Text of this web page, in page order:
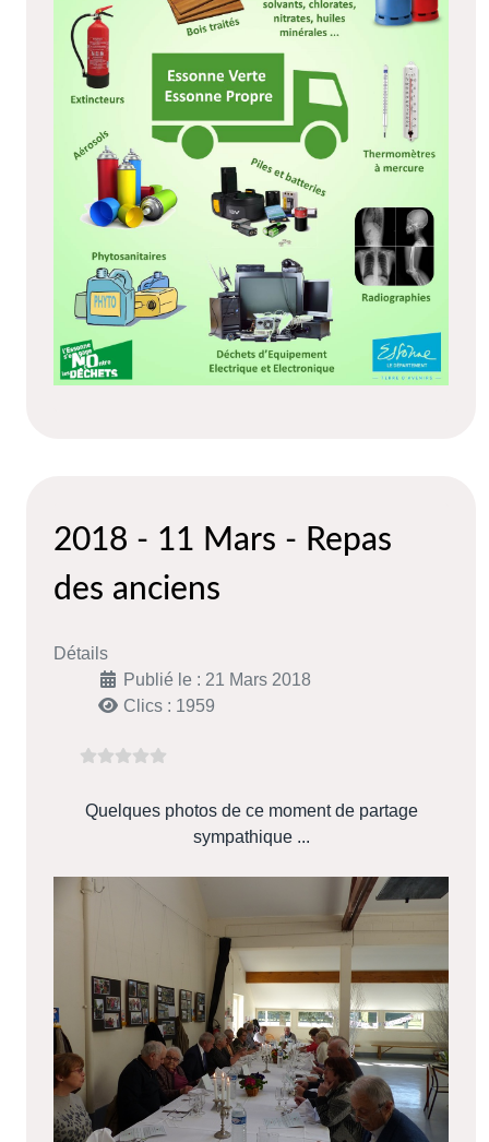
2018 - 11 Mars - Repas
des anciens
Détails
Publié le : 21 Mars 2018
Clics : 1959
Quelques photos de ce moment de partage
sympathique ...